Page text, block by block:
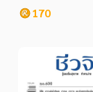
170